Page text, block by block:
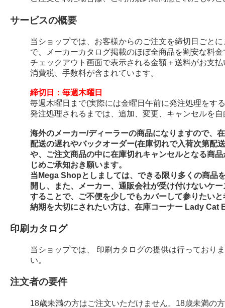
サービスの概要
当ショップでは、お客様からのご注文を締切日ごと
で、メーカーカタログ掲載のほぼ全商品を割安な料
チェックアウト画面で表示される金額＋送料がお支
消費税、手数料が含まれています。
締切日：毎週木曜日
毎週木曜日まで(実際には金曜日午前に発注処理をす
発注処理されるまでは、追加、変更、キャンセルを
海外のメーカー/ディーラーの商品になりますので、
配送の遅れやバックオーダー(在庫切れで入荷次第配
や、ご注文商品の中に在庫切れキャンセルとなる商
じめご承知おき願います。
当Mega Shopとしましては、できる限り多くの商品
開し、また、メーカー、通販会社が受け付けないケ
することで、ご不便を少しでもカバーして参りたい
納期を大切にされたい方は、在庫コーナー Lady Cat
印刷カタログ
当ショップでは、 印刷カタログの提供は行っており
い。
注文者の要件
18歳未満の方はご注文いただけません。18歳未満の